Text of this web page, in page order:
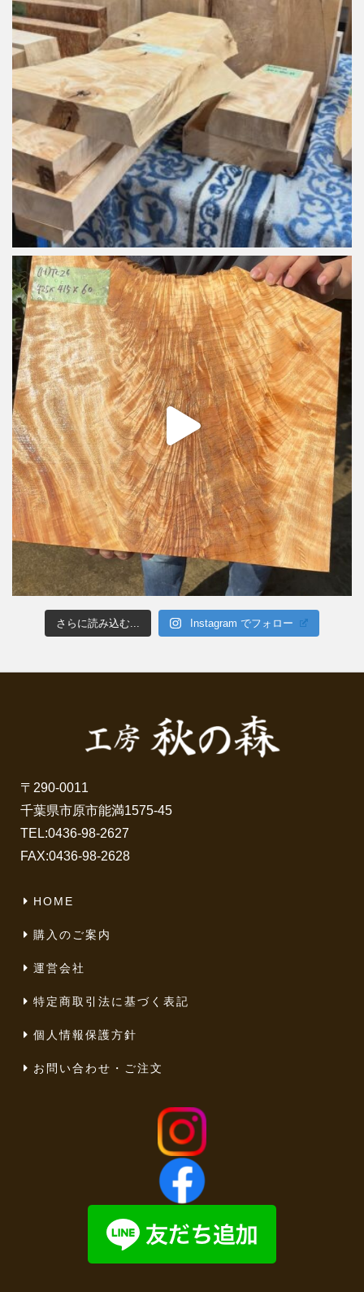
さらに読み込む... Instagram でフォロー
〒290-0011
千葉県市原市能満1575-45
TEL:0436-98-2627
FAX:0436-98-2628
HOME
購入のご案内
運営会社
特定商取引法に基づく表記
個人情報保護方針
お問い合わせ・ご注文